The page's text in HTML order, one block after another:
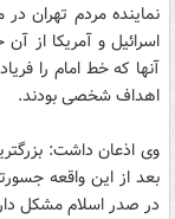
نماینده مردم تهران
اسرائیل و آمریکا
آنها که خط امام را
اهداف شخصی بودند.
بعد از این واقعه
در صدر اسلام مشکل